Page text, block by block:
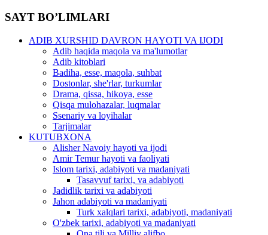
SAYT BO’LIMLARI
ADIB XURSHID DAVRON HAYOTI VA IJODI
Adib haqida maqola va ma'lumotlar
Adib kitoblari
Badiha, esse, maqola, suhbat
Dostonlar, she'rlar, turkumlar
Drama, qissa, hikoya, esse
Qisqa mulohazalar, luqmalar
Ssenariy va loyihalar
Tarjimalar
KUTUBXONA
Alisher Navoiy hayoti va ijodi
Amir Temur hayoti va faoliyati
Islom tarixi, adabiyoti va madaniyati
Tasavvuf tarixi, va adabiyoti
Jadidlik tarixi va adabiyoti
Jahon adabiyoti va madaniyati
Turk xalqlari tarixi, adabiyoti, madaniyati
O'zbek tarixi, adabiyoti va madaniyati